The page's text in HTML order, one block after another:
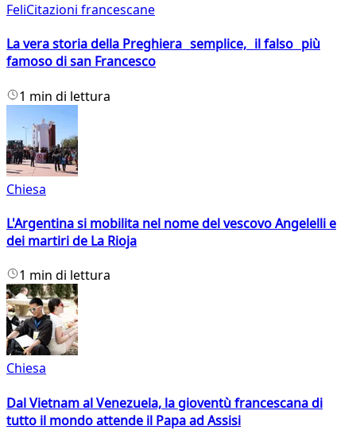
FeliCitazioni francescane
La vera storia della Preghiera semplice, il falso più
famoso di san Francesco
1 min di lettura
Chiesa
L'Argentina si mobilita nel nome del vescovo Angelelli e
dei martiri de La Rioja
1 min di lettura
Chiesa
Dal Vietnam al Venezuela, la gioventù francescana di
tutto il mondo attende il Papa ad Assisi